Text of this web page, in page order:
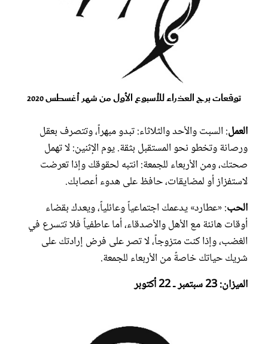
توقعات برج العذراء للأسبوع الأول من شهر أغسطس 2020
العمل: السبت والأحد والثلاثاء: تبدو مبهراً، وتتصرف بعقل
ورصانة وتخطو نحو المستقبل بثقة. يوم الإثنين: لا تهمل
صحتك، ومن الأربعاء للجمعة: انتبه لحقوقك وإذا تعرضت
لاستفزاز أو لمضايقات، حافظ على هدوء أعصابك.
الحب: «عطارد» يدعمك اجتماعياً وعائلياً، ويعدك بقضاء
أوقات هانئة مع الأهل والأصدقاء، أما عاطفياً فلا تتسرع في
الغضب، وإذا كنت متزوجاً، لا تصر على فرض إرادتك على
شريك حياتك خاصةً من الأربعاء للجمعة.
الميزان: 23 سبتمبر ـ 22 أكتوبر